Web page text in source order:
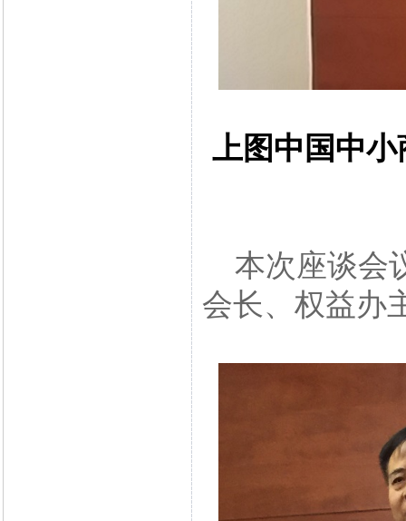
上图中国中
本次座谈会
会长、权益办